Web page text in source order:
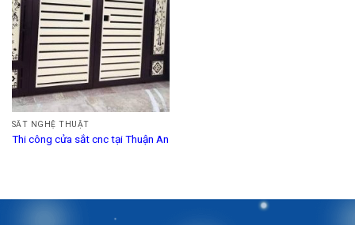
SẮT NGHỆ THUẬT
Thi công cửa sắt cnc tại Thuận An